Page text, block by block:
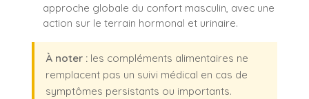
approche globale du confort masculin, avec une
action sur le terrain hormonal et urinaire.
À noter : les compléments alimentaires ne
remplacent pas un suivi médical en cas de
symptômes persistants ou importants.